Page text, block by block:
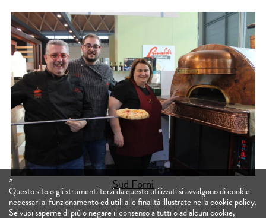
Sud Forni
×
Questo sito o gli strumenti terzi da questo utilizzati si avvalgono di cookie
necessari al funzionamento ed utili alle finalità illustrate nella cookie policy.
Se vuoi saperne di più o negare il consenso a tutti o ad alcuni cookie,